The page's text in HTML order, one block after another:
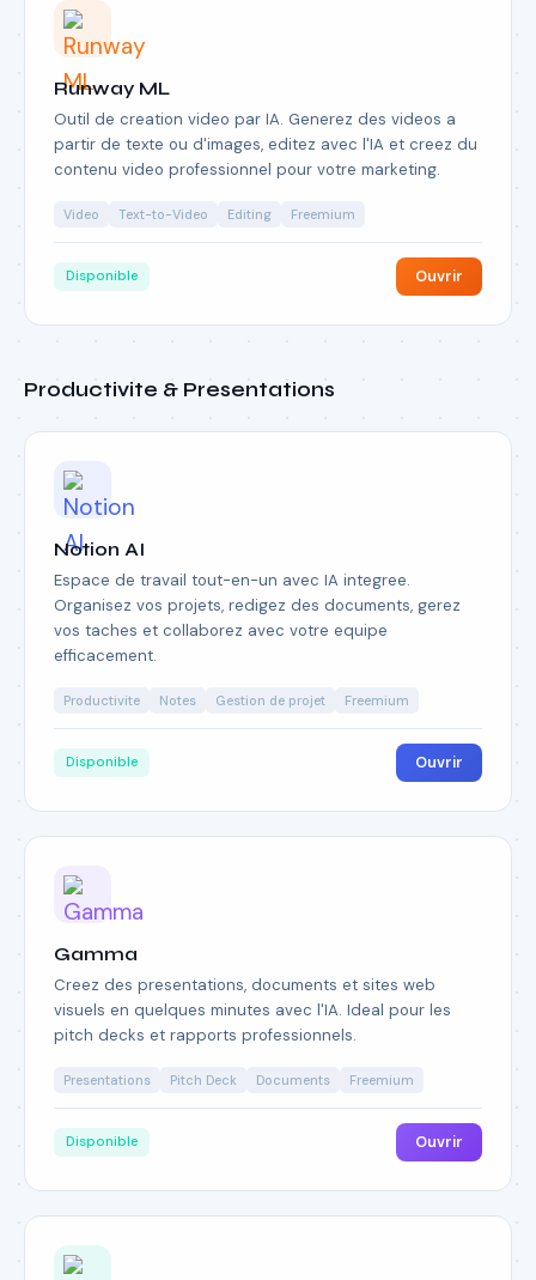
Runway ML
Outil de creation video par IA. Generez des videos a
partir de texte ou d'images, editez avec l'IA et creez du
contenu video professionnel pour votre marketing.
Video Text-to-Video Editing Freemium
Disponible Ouvrir
Productivite & Presentations
Notion AI
Espace de travail tout-en-un avec IA integree.
Organisez vos projets, redigez des documents, gerez
vos taches et collaborez avec votre equipe
efficacement.
Productivite Notes Gestion de projet Freemium
Disponible Ouvrir
Gamma
Creez des presentations, documents et sites web
visuels en quelques minutes avec l'IA. Ideal pour les
pitch decks et rapports professionnels.
Presentations Pitch Deck Documents Freemium
Disponible Ouvrir